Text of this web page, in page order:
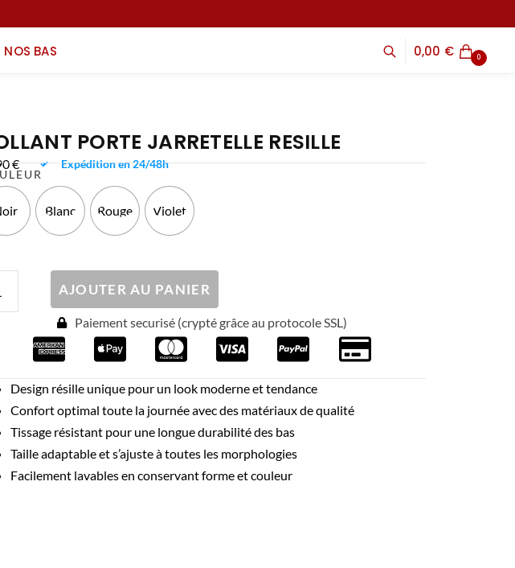
NOS BAS 0,00 € 0
PORTE JARRETELLE RESILLE
€ Expédition en 24/48h
Blanc Rouge Violet
AJOUTER AU PANIER
Paiement securisé (crypté grâce au protocole SSL)
Design résille unique pour un look moderne et tendance
Confort optimal toute la journée avec des matériaux de qualité
Tissage résistant pour une longue durabilité des bas
Taille adaptable et s’ajuste à toutes les morphologies
Facilement lavables en conservant forme et couleur